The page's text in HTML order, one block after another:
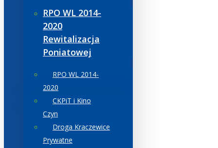
RPO WL 2014-
2020
Rewitalizacja
Poniatowej
RPO WL 2014-
2020
CKPiT i Kino
Czyn
Droga Kraczewice
Prywatne